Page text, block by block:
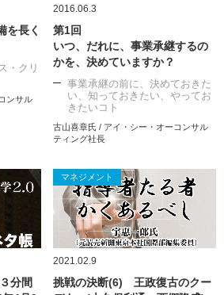
を長く
・クリ
ンサル
2016.06.3
第1回
いつ、だれに、事業承継するの
かを、決めていますか？
事業承継の前に、決めておきた
い、知っておきたい、やってお
きたいコト
古山喜章氏 / アイ・シー・オーコンサル
ティング社長
分間
マネジメント
2021.02.9
挑戦の決断(6) 王政復古のクー